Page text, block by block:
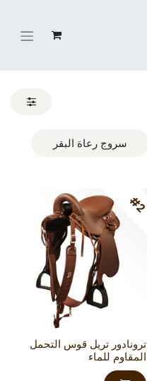
سروج رعاة البقر
#2
ترونادور تريل قوس التحمل
المقاوم للماء